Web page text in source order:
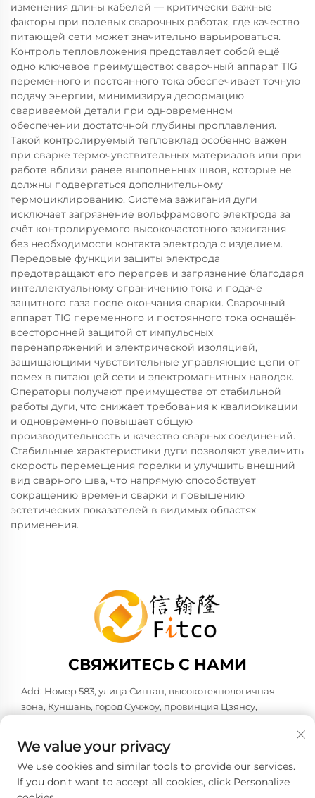
изменения длины кабелей — критически важные
факторы при полевых сварочных работах, где качество
питающей сети может значительно варьироваться.
Контроль тепловложения представляет собой ещё
одно ключевое преимущество: сварочный аппарат TIG
переменного и постоянного тока обеспечивает точную
подачу энергии, минимизируя деформацию
свариваемой детали при одновременном
обеспечении достаточной глубины проплавления.
Такой контролируемый тепловклад особенно важен
при сварке термочувствительных материалов или при
работе вблизи ранее выполненных швов, которые не
должны подвергаться дополнительному
термоциклированию. Система зажигания дуги
исключает загрязнение вольфрамового электрода за
счёт контролируемого высокочастотного зажигания
без необходимости контакта электрода с изделием.
Передовые функции защиты электрода
предотвращают его перегрев и загрязнение благодаря
интеллектуальному ограничению тока и подаче
защитного газа после окончания сварки. Сварочный
аппарат TIG переменного и постоянного тока оснащён
всесторонней защитой от импульсных
перенапряжений и электрической изоляцией,
защищающими чувствительные управляющие цепи от
помех в питающей сети и электромагнитных наводок.
Операторы получают преимущества от стабильной
работы дуги, что снижает требования к квалификации
и одновременно повышает общую
производительность и качество сварных соединений.
Стабильные характеристики дуги позволяют увеличить
скорость перемещения горелки и улучшить внешний
вид сварного шва, что напрямую способствует
сокращению времени сварки и повышению
эстетических показателей в видимых областях
применения.
СВЯЖИТЕСЬ С НАМИ
Add: Номер 583, улица Синтан, высокотехнологичная
зона, Куншань, город Сучжоу, провинция Цзянсу,
Тел.: +86-137 6186 0079
Эл. почта:[email protected]
We value your privacy
We use cookies and similar tools to provide our services.
If you don't want to accept all cookies, click Personalize